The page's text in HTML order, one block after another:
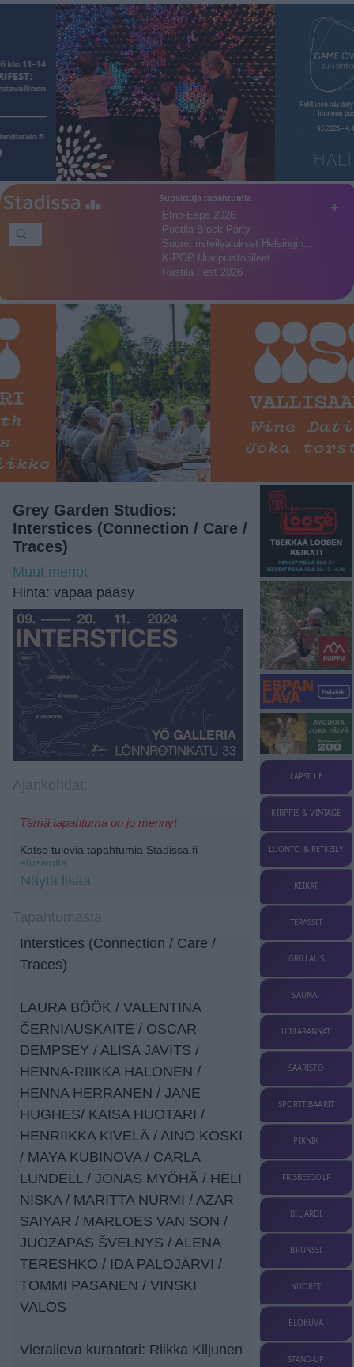
+
Suosittuja tapahtumia
Etno-Espa 2026
Puotila Block Party
Suuret risteilyalukset Helsingin…
K-POP Huvipuistobileet
Rastila Fest 2026
Grey Garden Studios:
Interstices (Connection / Care /
Traces)
Muut menot
Hinta: vapaa pääsy
Tämä tapahtuma on jo mennyt
Katso tulevia tapahtumia Stadissa.fi -
etusivulta.
Näytä lisää
Interstices (Connection / Care /
Traces)
LAURA BÖÖK / VALENTINA
ČERNIAUSKAITĖ / OSCAR
DEMPSEY / ALISA JAVITS /
HENNA-RIIKKA HALONEN /
HENNA HERRANEN / JANE
HUGHES/ KAISA HUOTARI /
HENRIIKKA KIVELÄ / AINO KOSKI
/ MAYA KUBINOVA / CARLA
LUNDELL / JONAS MYÖHÄ / HELI
NISKA / MARITTA NURMI / AZAR
SAIYAR / MARLOES VAN SON /
JUOZAPAS ŠVELNYS / ALENA
TERESHKO / IDA PALOJÄRVI /
TOMMI PASANEN / VINSKI
VALOS
Vieraileva kuraatori: Riikka Kiljunen
LAPSILLE
KIRPPIS & VINTAGE
LUONTO & RETKEILY
KEIKAT
TERASSIT
GRILLAUS
SAUNAT
UIMARANNAT
SAARISTO
SPORTTIBAARIT
PIKNIK
FRISBEEGOLF
BILJARDI
BRUNSSI
NUORET
ELOKUVA
STAND-UP